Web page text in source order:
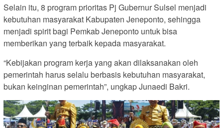
Selain itu, 8 program prioritas Pj Gubernur Sulsel menjadi
kebutuhan masyarakat Kabupaten Jeneponto, sehingga
menjadi spirit bagi Pemkab Jeneponto untuk bisa
memberikan yang terbaik kepada masyarakat.
“Kebijakan program kerja yang akan dilaksanakan oleh
pemerintah harus selalu berbasis kebutuhan masyarakat,
bukan keinginan pemerintah”, ungkap Junaedi Bakri.